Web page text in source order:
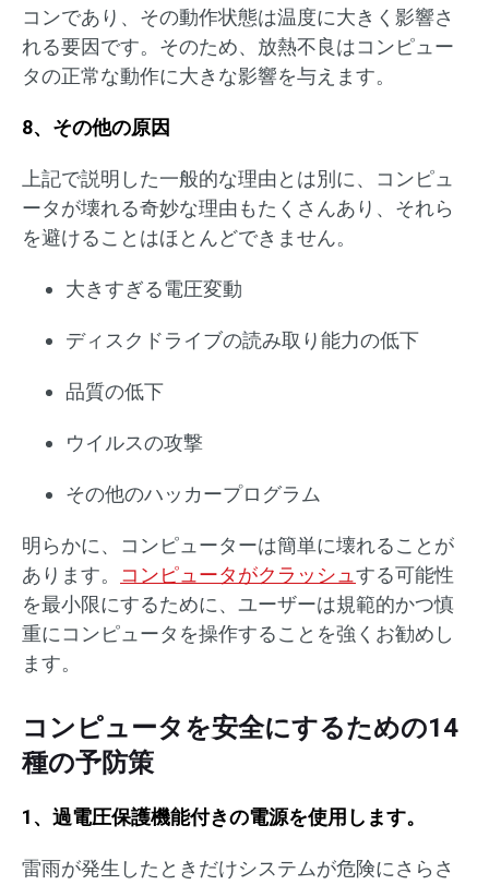
コンであり、その動作状態は温度に大きく影響さ
れる要因です。そのため、放熱不良はコンピュー
タの正常な動作に大きな影響を与えます。
8、その他の原因
上記で説明した一般的な理由とは別に、コンピュ
ータが壊れる奇妙な理由もたくさんあり、それら
を避けることはほとんどできません。
大きすぎる電圧変動
ディスクドライブの読み取り能力の低下
品質の低下
ウイルスの攻撃
その他のハッカープログラム
明らかに、コンピューターは簡単に壊れることが
あります。 コンピュータがクラッシュ する可能性
を最小限にするために、ユーザーは規範的かつ慎
重にコンピュータを操作することを強くお勧めし
ます。
コンピュータを安全にするための14
種の予防策
1、過電圧保護機能付きの電源を使用します。
雷雨が発生したときだけシステムが危険にさらさ